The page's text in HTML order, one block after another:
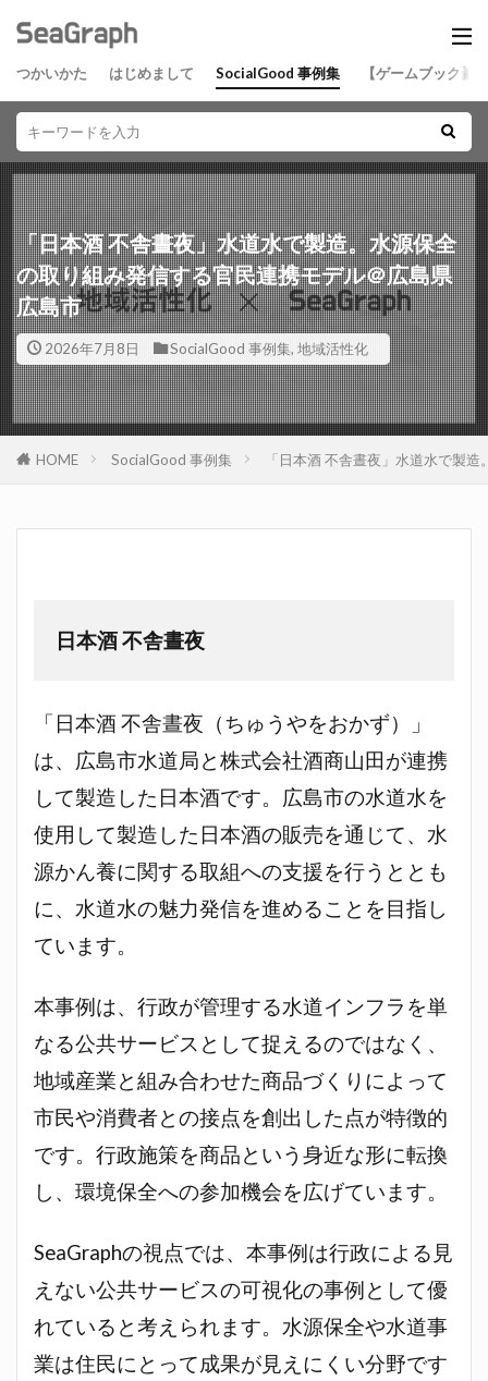
つかいかた はじめまして SocialGood 事例集 【ゲームブック】
「日本酒 不舎晝夜」水道水で製造。水源保全
の取り組み発信する官民連携モデル＠広島県
広島市
2026年7月8日 SocialGood 事例集, 地域活性化
HOME SocialGood 事例集 「日本酒 不舎晝夜」水道水で製
日本酒 不舎晝夜
「日本酒 不舎晝夜（ちゅうやをおかず）」
は、広島市水道局と株式会社酒商山田が連携
して製造した日本酒です。広島市の水道水を
使用して製造した日本酒の販売を通じて、水
源かん養に関する取組への支援を行うととも
に、水道水の魅力発信を進めることを目指し
ています。
本事例は、行政が管理する水道インフラを単
なる公共サービスとして捉えるのではなく、
地域産業と組み合わせた商品づくりによって
市民や消費者との接点を創出した点が特徴的
です。行政施策を商品という身近な形に転換
し、環境保全への参加機会を広げています。
SeaGraphの視点では、本事例は行政による見
えない公共サービスの可視化の事例として優
れていると考えられます。水源保全や水道事
業は住民にとって成果が見えにくい分野です